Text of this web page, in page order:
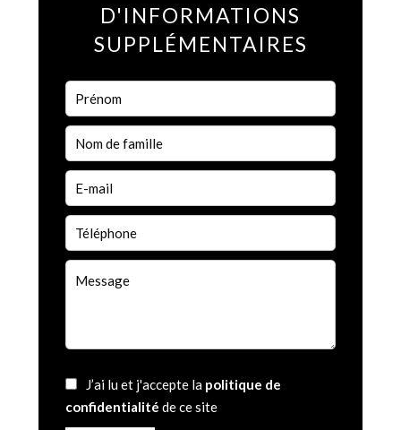
D'INFORMATIONS
SUPPLÉMENTAIRES
J’ai lu et j'accepte la politique de
confidentialité de ce site